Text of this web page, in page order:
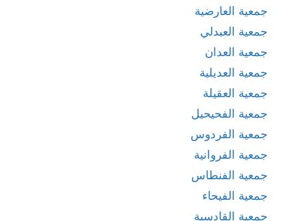
جمعية العارضية
جمعية العبدلي
جمعية العدان
جمعية العديلية
جمعية العقيلة
جمعية الفحيحيل
جمعية الفردوس
جمعية الفروانية
جمعية الفنطاس
جمعية الفيحاء
جمعية القادسية